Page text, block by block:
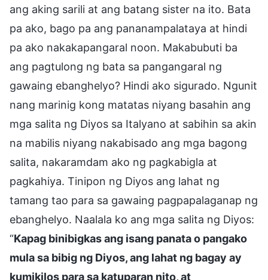
ang aking sarili at ang batang sister na ito. Bata
pa ako, bago pa ang pananampalataya at hindi
pa ako nakakapangaral noon. Makabubuti ba
ang pagtulong ng bata sa pangangaral ng
gawaing ebanghelyo? Hindi ako sigurado. Ngunit
nang marinig kong matatas niyang basahin ang
mga salita ng Diyos sa Italyano at sabihin sa akin
na mabilis niyang nakabisado ang mga bagong
salita, nakaramdam ako ng pagkabigla at
pagkahiya. Tinipon ng Diyos ang lahat ng
tamang tao para sa gawaing pagpapalaganap ng
ebanghelyo. Naalala ko ang mga salita ng Diyos:
“Kapag binibigkas ang isang panata o pangako
mula sa bibig ng Diyos, ang lahat ng bagay ay
kumikilos para sa katuparan nito, at